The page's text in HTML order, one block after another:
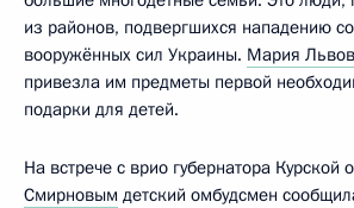
из районов, подвергшихся нападению
вооружённых сил Украины. Мария
привезла им предметы первой
подарки для детей.
На встрече с врио губернатора Курской
Смирновым детский омбудсмен